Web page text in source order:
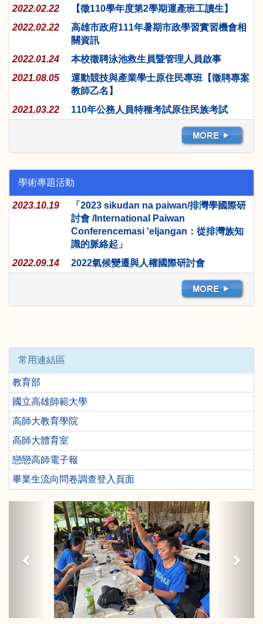
2022.02.22
【徵110學年度第2學期運產班工讀生】
2022.02.22
高雄市政府111年暑期市政學習實習機會相
關資訊
2022.01.24
本校徵聘泳池救生員暨管理人員啟事
2021.08.05
運動競技與產業學士原住民專班【徵聘專案
教師乙名】
2021.03.22
110年公務人員特種考試原住民族考試
學術專題活動
2023.10.19
「2023 sikudan na paiwan/排灣學國際研
討會 /International Paiwan
Conferencemasi 'eljangan：從排灣族知
識的脈絡起」
2022.09.14
2022氣候變遷與人權國際研討會
常用連結區
教育部
國立高雄師範大學
高師大教育學院
高師大體育室
戀戀高師電子報
畢業生流向問卷調查登入頁面
Previous